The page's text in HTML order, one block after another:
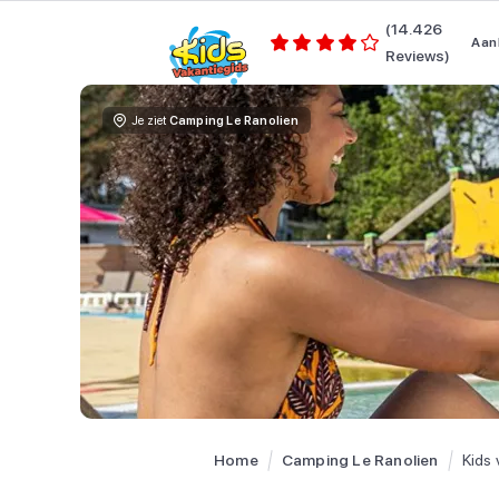
(14.426
Reviews)
Je ziet Camping Le Ranolien
Home Camping Le Ranolien Kids